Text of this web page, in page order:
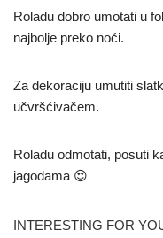
Roladu dobro umotati u
najbolje preko noći.
Za dekoraciju umutiti
učvršćivačem.
Roladu odmotati, posuti
jagodama 😍